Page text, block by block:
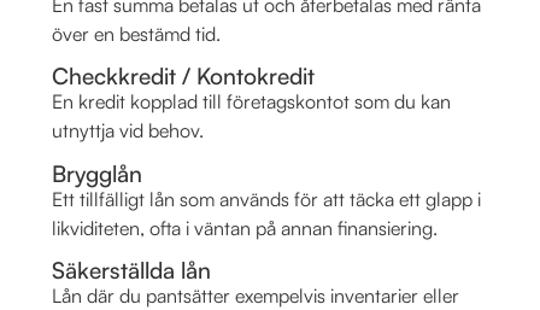
över en bestämd tid.
Checkkredit / Kontokredit
En kredit kopplad till företagskontot som du kan
utnyttja vid behov.
Brygglån
Ett tillfälligt lån som används för att täcka ett glapp i
likviditeten, ofta i väntan på annan finansiering.
Säkerställda lån
Lån där du pantsätter exempelvis inventarier eller